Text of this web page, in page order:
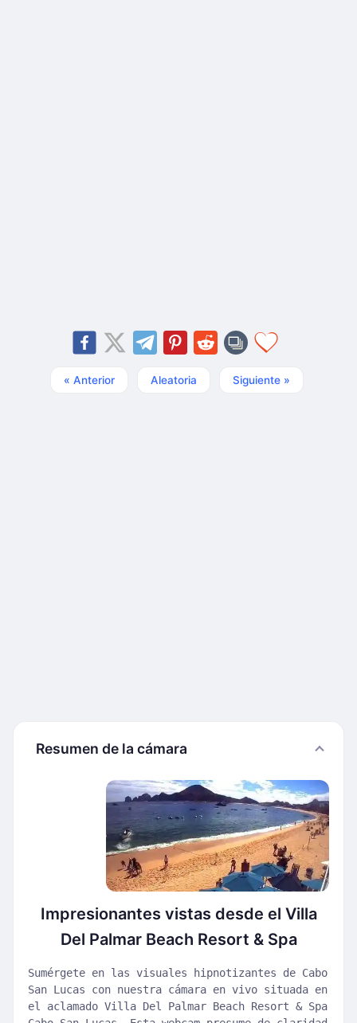
« Anterior Aleatoria Siguiente »
Resumen de la cámara
Impresionantes vistas desde el Villa
Del Palmar Beach Resort & Spa
Sumérgete en las visuales hipnotizantes de Cabo
San Lucas con nuestra cámara en vivo situada en
el aclamado Villa Del Palmar Beach Resort & Spa